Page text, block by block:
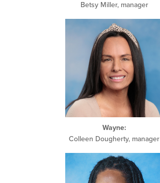
Betsy Miller, manager
Wayne:
Colleen Dougherty, manager